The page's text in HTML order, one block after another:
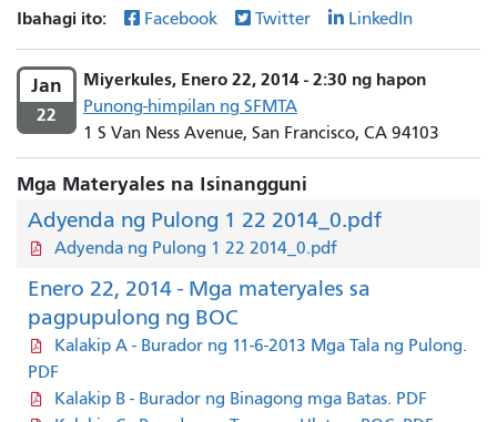
Ibahagi ito: Facebook Twitter LinkedIn
Jan
22
Miyerkules, Enero 22, 2014 - 2:30 ng hapon
Punong-himpilan ng SFMTA
1 S Van Ness Avenue, San Francisco, CA 94103
Mga Materyales na Isinangguni
Adyenda ng Pulong 1 22 2014_0.pdf
Adyenda ng Pulong 1 22 2014_0.pdf
Enero 22, 2014 - Mga materyales sa
pagpupulong ng BOC
Kalakip A - Burador ng 11-6-2013 Mga Tala ng Pulong.
PDF
Kalakip B - Burador ng Binagong mga Batas. PDF